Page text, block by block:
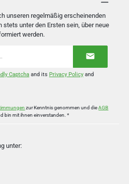
unseren regelmäßig erscheinenden
stets unter den Ersten sein, über neue
werden.
Captcha and its Privacy Policy and
zur Kenntnis genommen und dieAGB
bin mit ihnen einverstanden. *
unter: